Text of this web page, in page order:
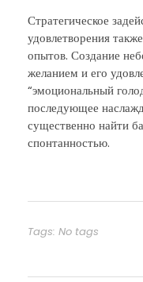
Стратегическое
удовлетворения
опытов. Создание
желанием и его
“эмоциональный
последующее
существенно найти
спонтанностью.
Tags: No tags